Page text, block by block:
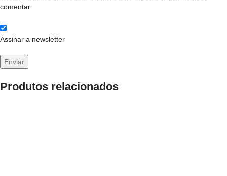
comentar.
Assinar a newsletter
Produtos relacionados